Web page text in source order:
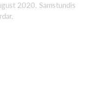
2020. Samstundis